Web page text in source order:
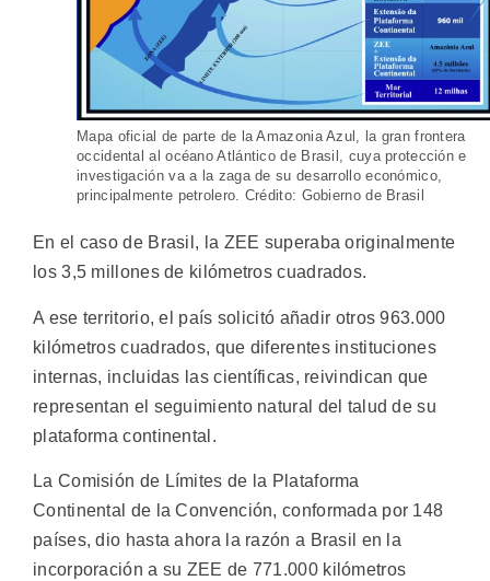
Mapa oficial de parte de la Amazonia Azul, la gran frontera
occidental al océano Atlántico de Brasil, cuya protección e
investigación va a la zaga de su desarrollo económico,
principalmente petrolero. Crédito: Gobierno de Brasil
En el caso de Brasil, la ZEE superaba originalmente
los 3,5 millones de kilómetros cuadrados.
A ese territorio, el país solicitó añadir otros 963.000
kilómetros cuadrados, que diferentes instituciones
internas, incluidas las científicas, reivindican que
representan el seguimiento natural del talud de su
plataforma continental.
La Comisión de Límites de la Plataforma
Continental de la Convención, conformada por 148
países, dio hasta ahora la razón a Brasil en la
incorporación a su ZEE de 771.000 kilómetros